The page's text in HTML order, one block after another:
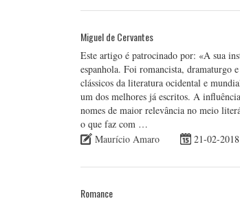
Miguel de Cervantes
Este artigo é patrocinado por: «A sua
espanhola. Foi romancista, dramaturgo
clássicos da literatura ocidental e
um dos melhores já escritos. A
nomes de maior relevância no meio
o que faz com …
Maurício Amaro
21-02-2018
Romance